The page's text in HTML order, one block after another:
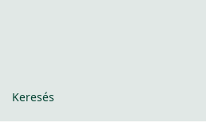
Keresés